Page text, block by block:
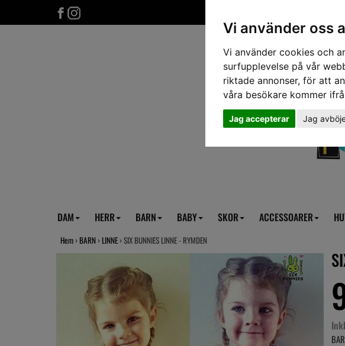
Vi använder oss
Vi använder cookies och
surfupplevelse på vår
riktade annonser, för att
våra besökare kommer
Jag accepterar Jag
DAM HERR BARN BABY SKOR ACCESSOARER
Hem › BARN › LINNE › SIX BUNNIES LINNE - RYMDEN